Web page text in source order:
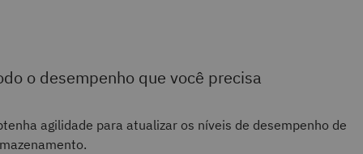
o desempenho que você precisa
agilidade para atualizar os níveis de desempenho de